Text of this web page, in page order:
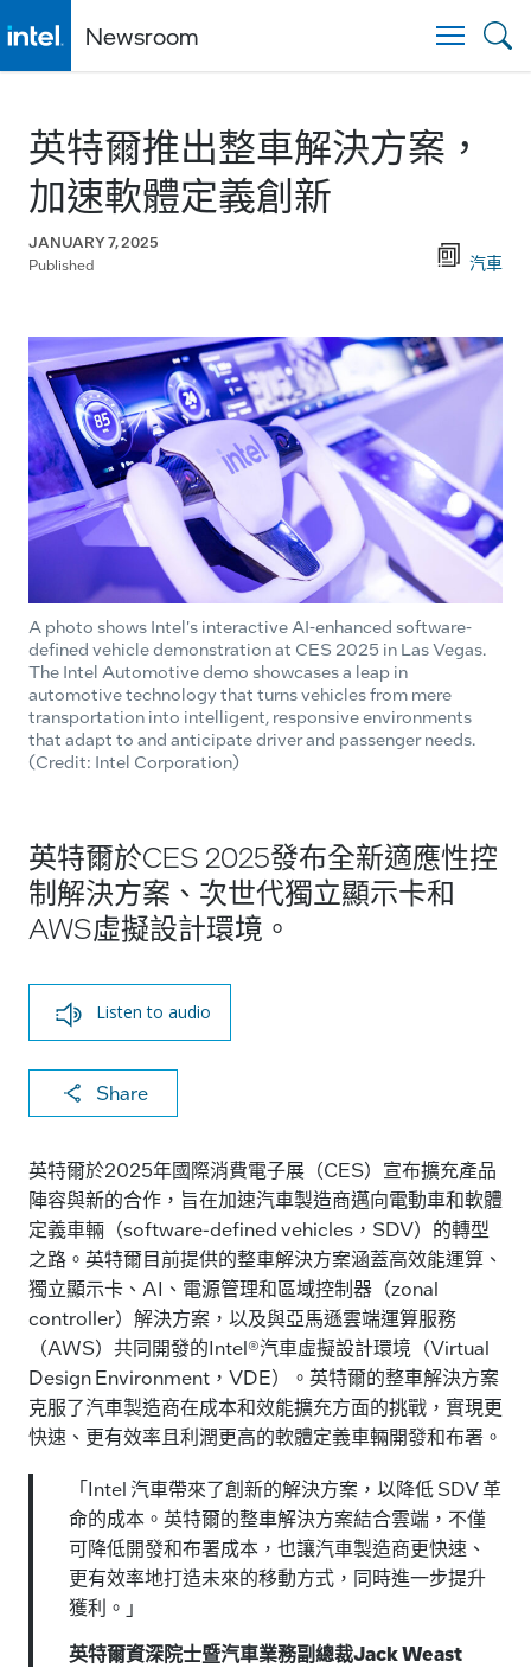
Newsroom
英特爾推出整車解決方案，
加速軟體定義創新
JANUARY 7, 2025
Published
汽車
A photo shows Intel's interactive AI-enhanced software-
defined vehicle demonstration at CES 2025 in Las Vegas.
The Intel Automotive demo showcases a leap in
automotive technology that turns vehicles from mere
transportation into intelligent, responsive environments
that adapt to and anticipate driver and passenger needs.
(Credit: Intel Corporation)
英特爾於CES 2025發布全新適應性控
制解決方案、次世代獨立顯示卡和
AWS虛擬設計環境。
Listen to audio
Share
X
a
c
e
b
o
o
k
k
e
dI
n
ai
l
p
y
Li
n
k
英特爾於2025年國際消費電子展（CES）宣布擴充產品
陣容與新的合作，旨在加速汽車製造商邁向電動車和軟體
定義車輛（software-defined vehicles，SDV）的轉型
之路。英特爾目前提供的整車解決方案涵蓋高效能運算、
獨立顯示卡、AI、電源管理和區域控制器（zonal
controller）解決方案，以及與亞馬遜雲端運算服務
（AWS）共同開發的Intel®汽車虛擬設計環境（Virtual
Design Environment，VDE）。英特爾的整車解決方案
克服了汽車製造商在成本和效能擴充方面的挑戰，實現更
快速、更有效率且利潤更高的軟體定義車輛開發和布署。
「Intel 汽車帶來了創新的解決方案，以降低 SDV 革
命的成本。英特爾的整車解決方案結合雲端，不僅
可降低開發和布署成本，也讓汽車製造商更快速、
更有效率地打造未來的移動方式，同時進一步提升
獲利。」
英特爾資深院士暨汽車業務副總裁Jack Weast